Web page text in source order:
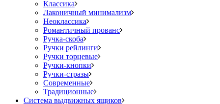
Классика
Лаконичный минимализм
Неоклассика
Романтичный прованс
Ручка-скоба
Ручки рейлинги
Ручки торцевые
Ручки-кнопки
Ручки-стразы
Современные
Традиционные
Система выдвижных ящиков